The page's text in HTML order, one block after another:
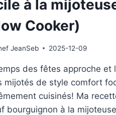
à la
Cooker)
JeanSeb 2025-12-09
des fêtes approche et
mijotés de style comfort
cuisinés! Ma
bourguignon à la